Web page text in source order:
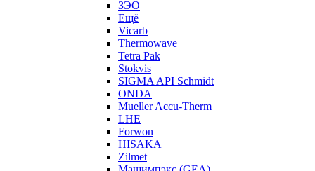
ЗЭО
Ещё
Vicarb
Thermowave
Tetra Pak
Stokvis
SIGMA API Schmidt
ONDA
Mueller Accu-Therm
LHE
Forwon
HISAKA
Zilmet